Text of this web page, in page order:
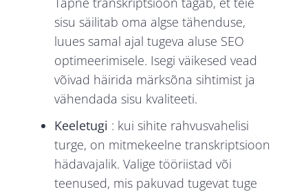
sisu säilitab oma algse tähenduse,
luues samal ajal tugeva aluse SEO
optimeerimisele. Isegi väikesed vead
võivad häirida märksõna sihtimist ja
vähendada sisu kvaliteeti.
Keeletugi : kui sihite rahvusvahelisi
turge, on mitmekeelne transkriptsioon
hädavajalik. Valige tööriistad või
teenused, mis pakuvad tugevat tuge